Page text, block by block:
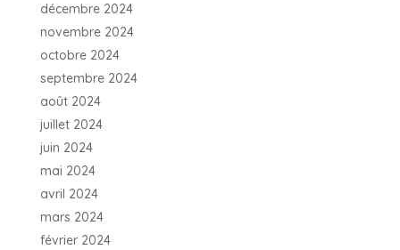
décembre 2024
novembre 2024
octobre 2024
septembre 2024
août 2024
juillet 2024
juin 2024
mai 2024
avril 2024
mars 2024
février 2024